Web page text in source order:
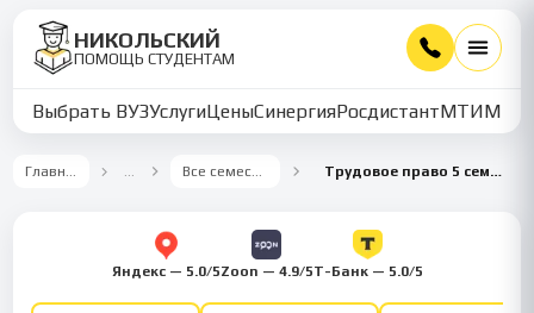
НИКОЛЬСКИЙ
ПОМОЩЬ СТУДЕНТАМ
Выбрать ВУЗУслугиЦеныСинергияРосдистантМТИММУ
Главная … Все семестры Трудовое право 5 семестр
Яндекс — 5.0/5Zoon — 4.9/5Т-Банк — 5.0/5